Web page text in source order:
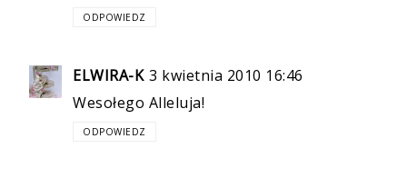
ODPOWIEDZ
ELWIRA-K 3 kwietnia 2010 16:46
Wesołego Alleluja!
ODPOWIEDZ